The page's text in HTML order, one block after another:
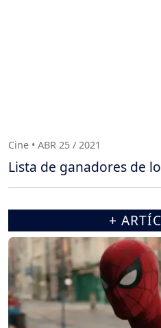
Cine • ABR 25 / 2021
Lista de ganadores de
+